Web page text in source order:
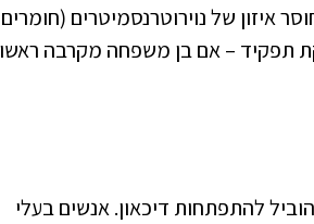
איזון של נוירוטרנסמיטרים (חומרים
תפקיד – אם בן משפחה מקרבה
להתפתחות דיכאון. אנשים בעלי